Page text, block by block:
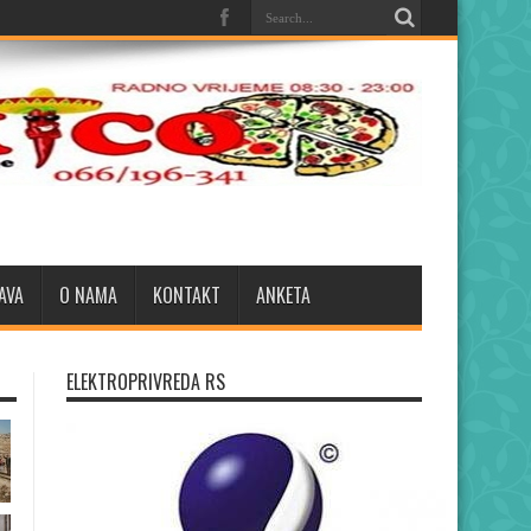
O NAMA KONTAKT ANKETA
ELEKTROPRIVREDA RS